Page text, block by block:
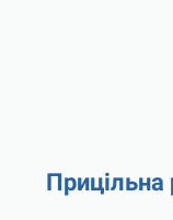
Прицільна